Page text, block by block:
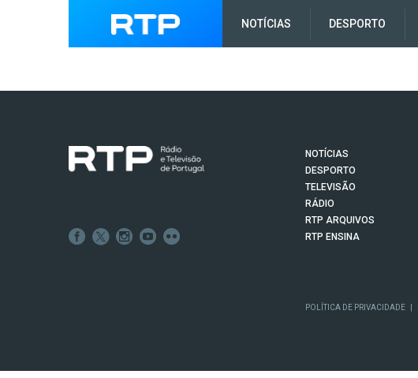
NOTÍCIAS DESPORTO
NOTÍCIAS
DESPORTO
TELEVISÃO
RÁDIO
RTP ARQUIVOS
RTP ENSINA
POLÍTICA DE PRIVACIDADE